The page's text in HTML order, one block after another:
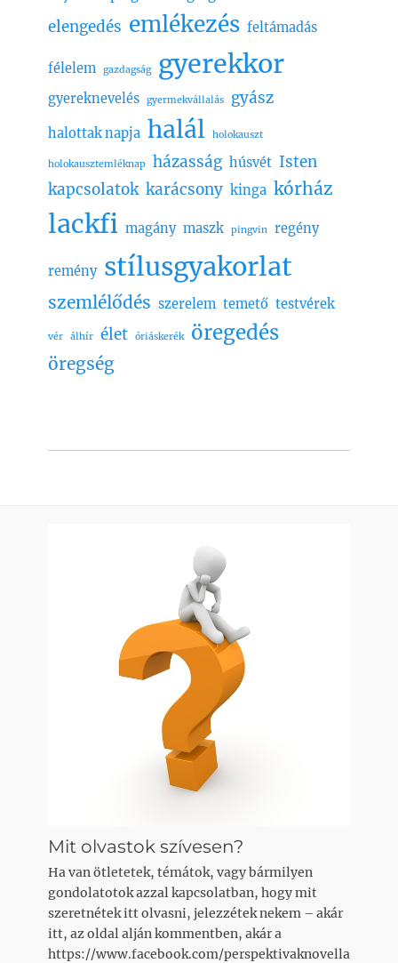
elengedés emlékezés feltámadás
félelem gazdagság gyerekkor
gyereknevelés gyermekvállalás gyász
halottak napja halál holokauszt
holokausztemléknap házasság húsvét Isten
kapcsolatok karácsony kinga kórház
lackfi magány maszk pingvin regény
remény stílusgyakorlat
szemlélődés szerelem temető testvérek
vér álhír élet óriáskerék öregedés
öregség
Mit olvastok szívesen?
Ha van ötletetek, témátok, vagy bármilyen
gondolatotok azzal kapcsolatban, hogy mit
szeretnétek itt olvasni, jelezzétek nekem – akár
itt, az oldal alján kommentben, akár a
https://www.facebook.com/perspektivaknovella